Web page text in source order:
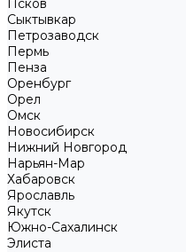
Псков
Сыктывкар
Петрозаводск
Пермь
Пенза
Оренбург
Орел
Омск
Новосибирск
Нижний Новгород
Нарьян-Мар
Хабаровск
Ярославль
Якутск
Южно-Сахалинск
Элиста